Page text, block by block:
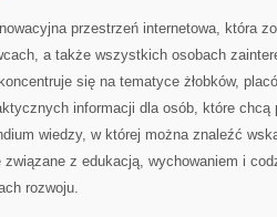
przestrzeń internetowa, która
a także wszystkich osobach
się na tematyce żłobków,
informacji dla osób, które chcą
wiedzy, w której można znaleźć
związane z edukacją, wychowaniem i
rozwoju.